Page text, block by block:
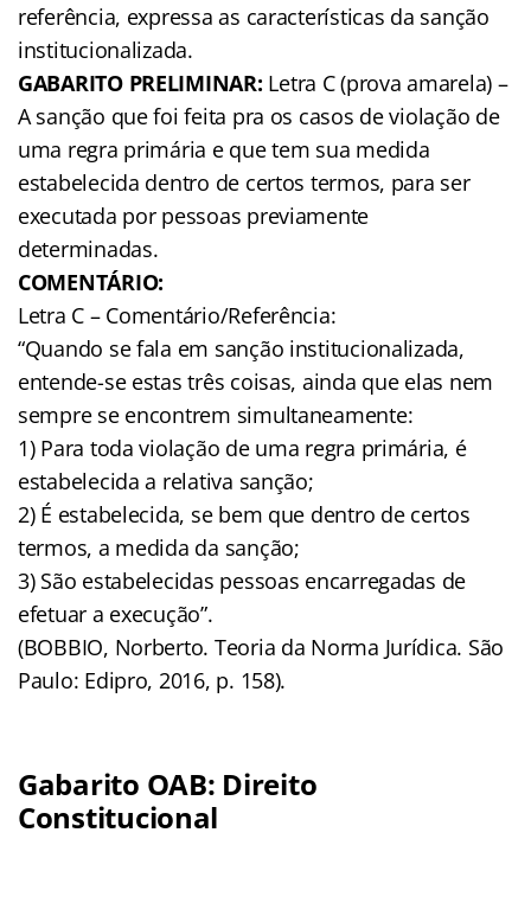
referência, expressa as características da sanção
institucionalizada.
GABARITO PRELIMINAR: Letra C (prova amarela) –
A sanção que foi feita pra os casos de violação de
uma regra primária e que tem sua medida
estabelecida dentro de certos termos, para ser
executada por pessoas previamente
determinadas.
COMENTÁRIO:
Letra C – Comentário/Referência:
“Quando se fala em sanção institucionalizada,
entende-se estas três coisas, ainda que elas nem
sempre se encontrem simultaneamente:
1) Para toda violação de uma regra primária, é
estabelecida a relativa sanção;
2) É estabelecida, se bem que dentro de certos
termos, a medida da sanção;
3) São estabelecidas pessoas encarregadas de
efetuar a execução”.
(BOBBIO, Norberto. Teoria da Norma Jurídica. São
Paulo: Edipro, 2016, p. 158).
Gabarito OAB: Direito
Constitucional